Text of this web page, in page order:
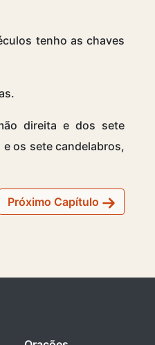
tenho as chaves
direita e dos sete
os sete candelabros,
Próximo Capítulo